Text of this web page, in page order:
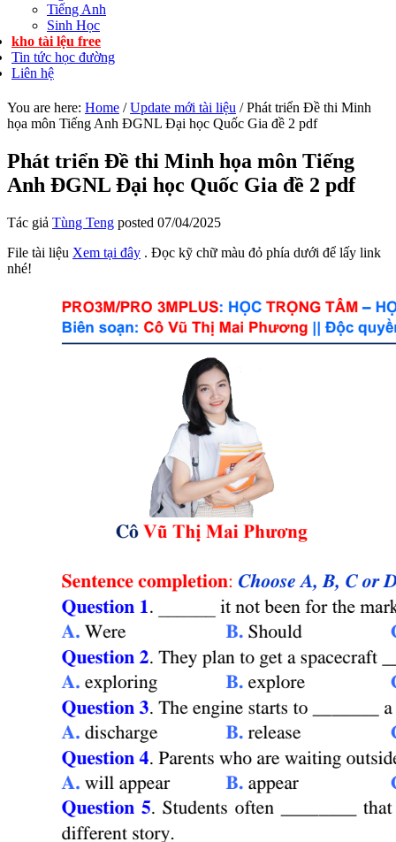
Tiếng Anh
Sinh Học
kho tài lệu free
Tin tức học đường
Liên hệ
You are here: Home / Update mới tài liệu /Phát triển Đề thi Minh
họa môn Tiếng Anh ĐGNL Đại học Quốc Gia đề 2 pdf
Phát triển Đề thi Minh họa môn Tiếng
Anh ĐGNL Đại học Quốc Gia đề 2 pdf
Tác giả Tùng Teng posted 07/04/2025
File tài liệu Xem tại đây . Đọc kỹ chữ màu đỏ phía dưới để lấy link
nhé!